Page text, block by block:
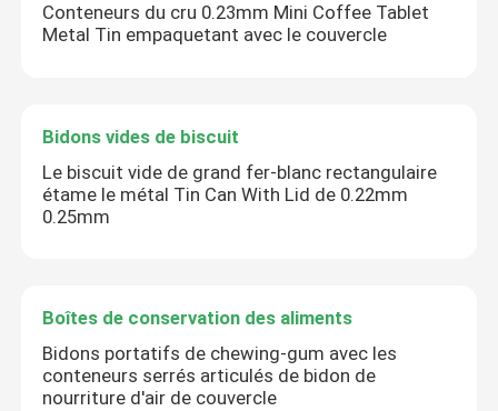
Conteneurs du cru 0.23mm Mini Coffee Tablet
Metal Tin empaquetant avec le couvercle
Bidons vides de biscuit
Le biscuit vide de grand fer-blanc rectangulaire
étame le métal Tin Can With Lid de 0.22mm
0.25mm
Boîtes de conservation des aliments
Bidons portatifs de chewing-gum avec les
conteneurs serrés articulés de bidon de
nourriture d'air de couvercle